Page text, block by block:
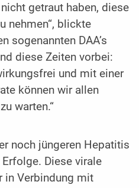
getraut haben, diese
nehmen“, blickte
sogenannten DAA’s
diese Zeiten vorbei:
und mit einer
können wir allen
warten.“
noch jüngeren Hepatitis
Diese virale
in Verbindung mit